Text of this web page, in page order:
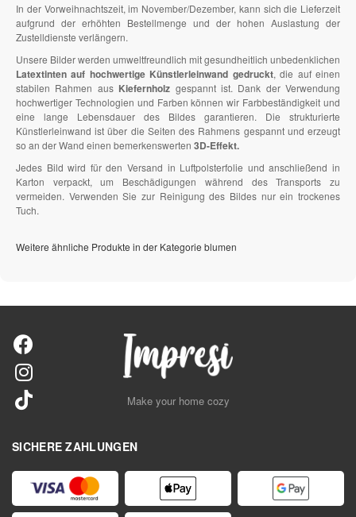
In der Vorweihnachtszeit, im November/Dezember, kann sich die Lieferzeit
aufgrund der erhöhten Bestellmenge und der hohen Auslastung der
Zustelldienste verlängern.
Unsere Bilder werden umweltfreundlich mit gesundheitlich unbedenklichen
Latextinten auf hochwertige Künstlerleinwand gedruckt, die auf einen
stabilen Rahmen aus Kiefernholz gespannt ist. Dank der Verwendung
hochwertiger Technologien und Farben können wir Farbbeständigkeit und
eine lange Lebensdauer des Bildes garantieren. Die strukturierte
Künstlerleinwand ist über die Seiten des Rahmens gespannt und erzeugt
so an der Wand einen bemerkenswerten 3D-Effekt.
Jedes Bild wird für den Versand in Luftpolsterfolie und anschließend in
Karton verpackt, um Beschädigungen während des Transports zu
vermeiden. Verwenden Sie zur Reinigung des Bildes nur ein trockenes
Tuch.
Weitere ähnliche Produkte in der Kategorie blumen
Make your home cozy
SICHERE ZAHLUNGEN